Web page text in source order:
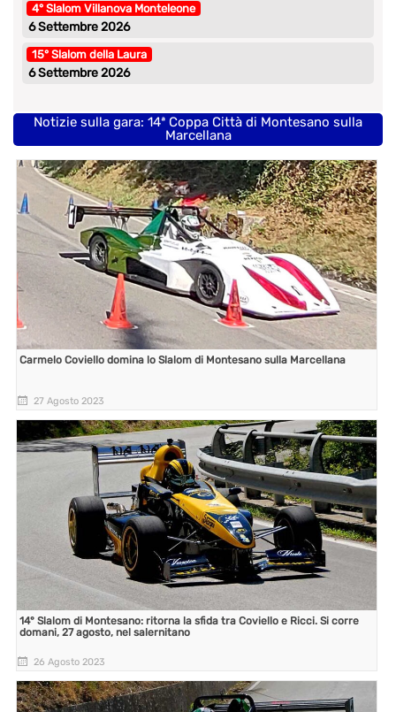
4° Slalom Villanova Monteleone
6 Settembre 2026
15° Slalom della Laura
6 Settembre 2026
Notizie sulla gara: 14ª Coppa Città di Montesano sulla
Marcellana
Carmelo Coviello domina lo Slalom di Montesano sulla Marcellana
27 Agosto 2023
14° Slalom di Montesano: ritorna la sfida tra Coviello e Ricci. Si corre
domani, 27 agosto, nel salernitano
26 Agosto 2023